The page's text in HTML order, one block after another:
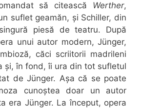
să citească Werther,
suflet geamăn, și Schiller, din
piesă de teatru. După
unui autor modern, Jünger,
căci scriitorii madrileni
și, în fond, îi ura din tot sufletul
de Jünger. Așa că se poate
cunoștea doar un autor
era Jünger. La început, opera